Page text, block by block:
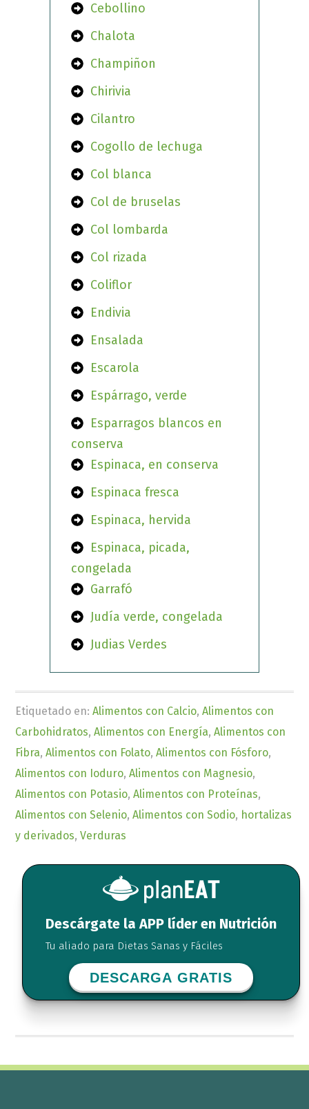
Cebollino
Chalota
Champiñon
Chirivia
Cilantro
Cogollo de lechuga
Col blanca
Col de bruselas
Col lombarda
Col rizada
Coliflor
Endivia
Ensalada
Escarola
Espárrago, verde
Esparragos blancos en
conserva
Espinaca, en conserva
Espinaca fresca
Espinaca, hervida
Espinaca, picada,
congelada
Garrafó
Judía verde, congelada
Judias Verdes
Etiquetado en:Alimentos con Calcio,Alimentos con
Carbohidratos,Alimentos con Energía,Alimentos con
Fibra,Alimentos con Folato,Alimentos con Fósforo,
Alimentos con Ioduro,Alimentos con Magnesio,
Alimentos con Potasio,Alimentos con Proteínas,
Alimentos con Selenio,Alimentos con Sodio, hortalizas
y derivados,Verduras
Descárgate la APP líder en Nutrición
Tu aliado para Dietas Sanas y Fáciles
DESCARGA GRATIS